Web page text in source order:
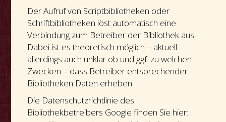
Der Aufruf von Scriptbibliotheken oder
Schriftbibliotheken löst automatisch eine
Verbindung zum Betreiber der Bibliothek aus.
Dabei ist es theoretisch möglich – aktuell
allerdings auch unklar ob und ggf. zu welchen
Zwecken – dass Betreiber entsprechender
Bibliotheken Daten erheben.
Die Datenschutzrichtlinie des
Bibliothekbetreibers Google finden Sie hier: